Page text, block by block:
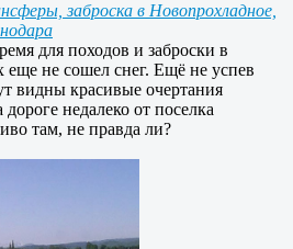
заброска в Новопрохладное,
для походов и заброски в
не сошел снег. Ещё не успев
видны красивые очертания
недалеко от поселка
там, не правда ли?